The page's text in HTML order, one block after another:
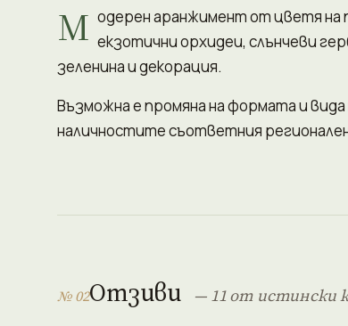
М одерен аранжимент от цветя на
екзотични орхидеи, слънчеви
зеленина и декорация.
Възможна е промяна на формата и
наличностите съответния
№ 02Отзиви — 11 от истински